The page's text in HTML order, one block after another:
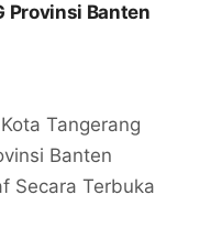
Provinsi Banten